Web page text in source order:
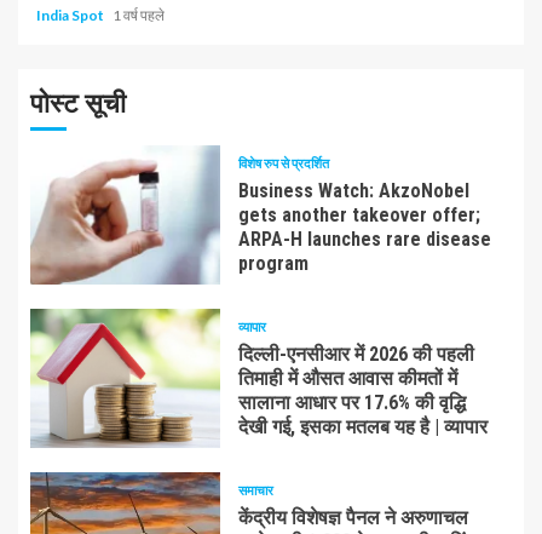
India Spot 1 वर्ष पहले
पोस्ट सूची
विशेष रुप से प्रदर्शित
Business Watch: AkzoNobel
gets another takeover offer;
ARPA-H launches rare disease
program
व्यापार
दिल्ली-एनसीआर में 2026 की पहली
तिमाही में औसत आवास कीमतों में
सालाना आधार पर 17.6% की वृद्धि
देखी गई, इसका मतलब यह है | व्यापार
समाचार
केंद्रीय विशेषज्ञ पैनल ने अरुणाचल